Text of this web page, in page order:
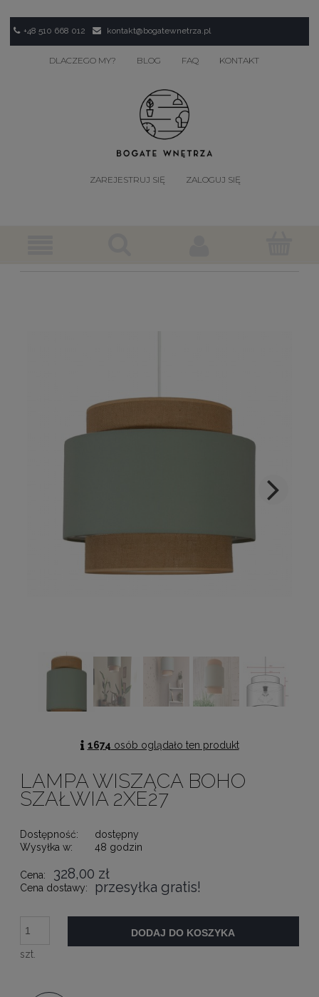
+48 510 668 012 kontakt@bogatewnetrza.pl
DLACZEGO MY? BLOG FAQ KONTAKT
ZAREJESTRUJ SIĘ ZALOGUJ SIĘ
1674 osób oglądało ten produkt
LAMPA WISZĄCA BOHO
SZAŁWIA 2XE27
Dostępność:
dostępny
Wysyłka w:
48 godzin
Cena: 328,00 zł
Cena dostawy: przesyłka gratis!
szt.
DODAJ DO KOSZYKA